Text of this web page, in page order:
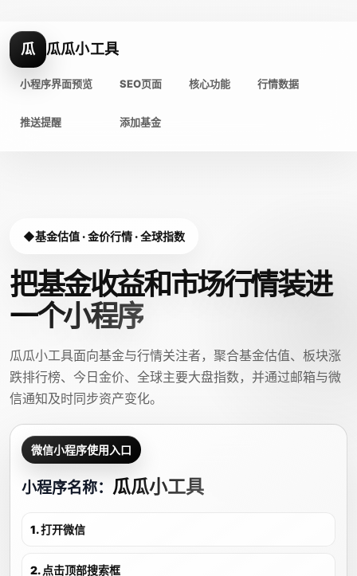
瓜 瓜瓜小工具
小程序界面预览 SEO页面 核心功能 行情数据
推送提醒 添加基金
基金估值 · 金价行情 · 全球指数
把基金收益和市场行情装进
一个小程序
瓜瓜小工具面向基金与行情关注者，聚合基金估值、板块涨
跌排行榜、今日金价、全球主要大盘指数，并通过邮箱与微
信通知及时同步资产变化。
微信小程序使用入口
小程序名称： 瓜瓜小工具
1. 打开微信
2. 点击顶部搜索框